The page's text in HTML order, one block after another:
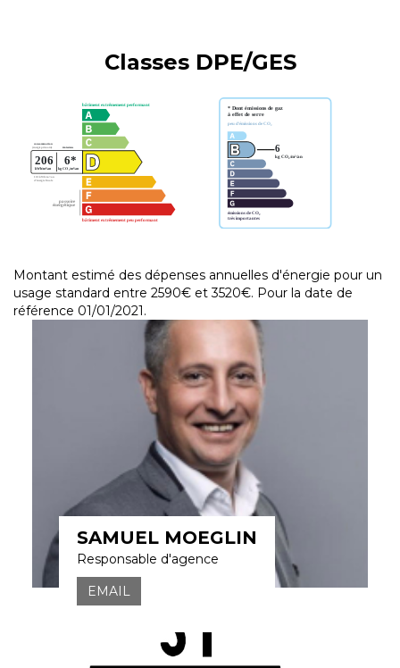
Classes DPE/GES
Montant estimé des dépenses annuelles d'énergie pour un
usage standard entre 2590€ et 3520€. Pour la date de
référence 01/01/2021.
SAMUEL MOEGLIN
Responsable d'agence
EMAIL